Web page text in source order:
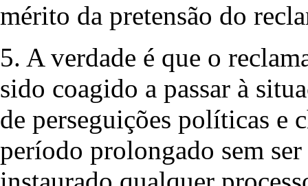
mérito da pretensão do
5. A verdade é que o
sido coagido a passar à
de perseguições políticas e
período prolongado sem